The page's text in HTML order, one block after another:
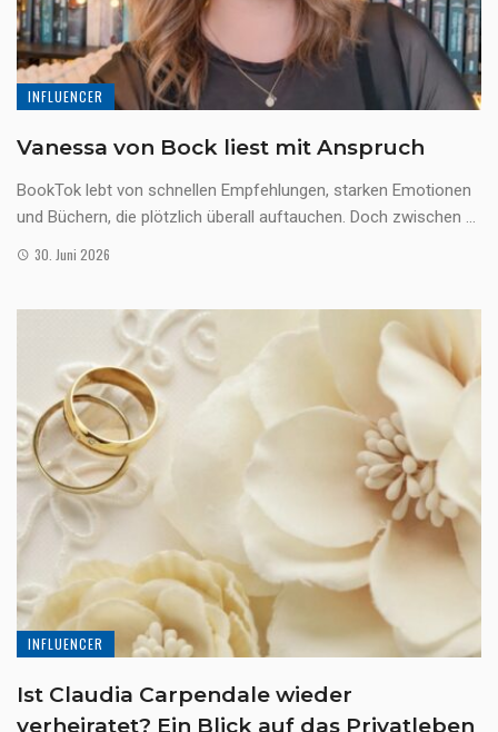
INFLUENCER
Vanessa von Bock liest mit Anspruch
BookTok lebt von schnellen Empfehlungen, starken Emotionen
und Büchern, die plötzlich überall auftauchen. Doch zwischen ...
30. Juni 2026
INFLUENCER
Ist Claudia Carpendale wieder
verheiratet? Ein Blick auf das Privatleben